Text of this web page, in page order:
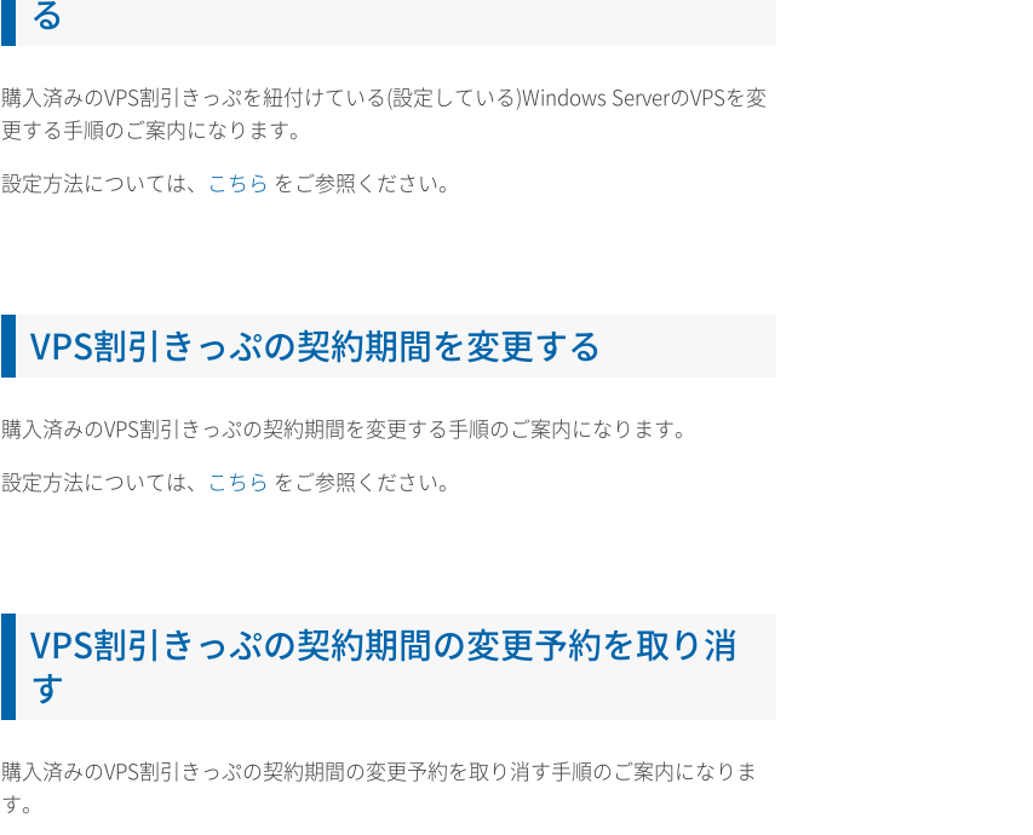
る
購入済みのVPS割引きっぷを紐付けている(設定している)Windows ServerのVPSを変
更する手順のご案内になります。
設定方法については、
こちら をご参照ください。
VPS割引きっぷの契約期間を変更する
購入済みのVPS割引きっぷの契約期間を変更する手順のご案内になります。
設定方法については、
こちら をご参照ください。
VPS割引きっぷの契約期間の変更予約を取り消
す
購入済みのVPS割引きっぷの契約期間の変更予約を取り消す手順のご案内になりま
す。